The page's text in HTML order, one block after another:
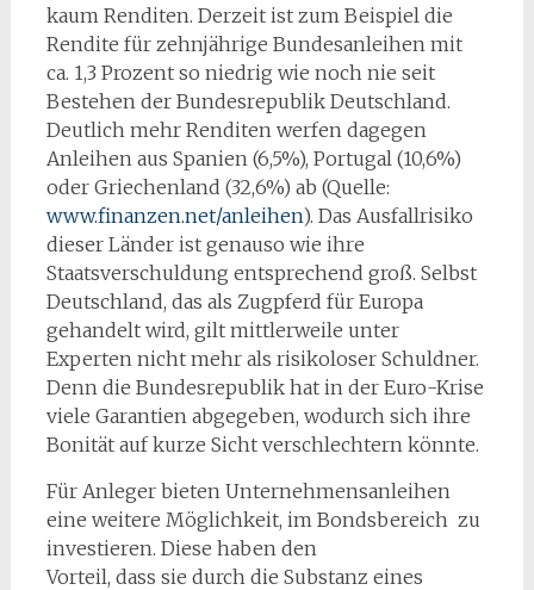
kaum Renditen. Derzeit ist zum Beispiel die
Rendite für zehnjährige Bundesanleihen mit
ca. 1,3 Prozent so niedrig wie noch nie seit
Bestehen der Bundesrepublik Deutschland.
Deutlich mehr Renditen werfen dagegen
Anleihen aus Spanien (6,5%), Portugal (10,6%)
oder Griechenland (32,6%) ab (Quelle:
www.finanzen.net/anleihen). Das Ausfallrisiko
dieser Länder ist genauso wie ihre
Staatsverschuldung entsprechend groß. Selbst
Deutschland, das als Zugpferd für Europa
gehandelt wird, gilt mittlerweile unter
Experten nicht mehr als risikoloser Schuldner.
Denn die Bundesrepublik hat in der Euro-Krise
viele Garantien abgegeben, wodurch sich ihre
Bonität auf kurze Sicht verschlechtern könnte.
Für Anleger bieten Unternehmensanleihen
eine weitere Möglichkeit, im Bondsbereich zu
investieren. Diese haben den
Vorteil, dass sie durch die Substanz eines